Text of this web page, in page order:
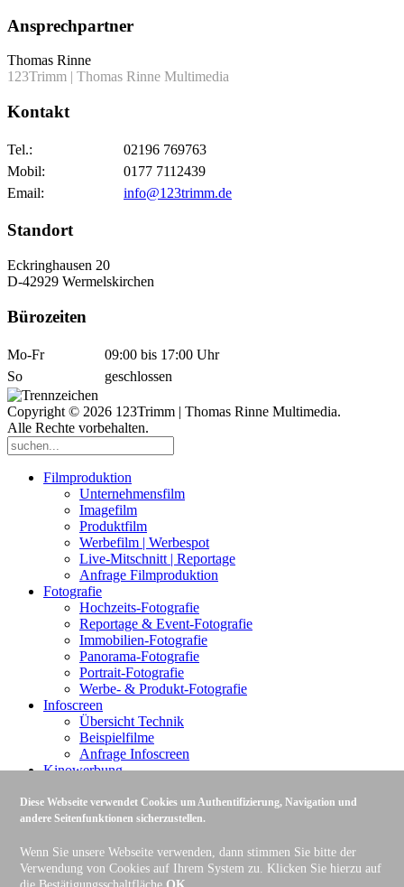
Ansprechpartner
Thomas Rinne
123Trimm | Thomas Rinne Multimedia
Kontakt
Tel.:
02196 769763
Mobil:
0177 7112439
Email:
info@123trimm.de
Standort
Eckringhausen 20
D-42929 Wermelskirchen
Bürozeiten
Mo-Fr
09:00 bis 17:00 Uhr
So
geschlossen
Copyright © 2026 123Trimm | Thomas Rinne Multimedia.
Alle Rechte vorbehalten.
Filmproduktion
Unternehmensfilm
Imagefilm
Produktfilm
Werbefilm | Werbespot
Live-Mitschnitt | Reportage
Anfrage Filmproduktion
Fotografie
Hochzeits-Fotografie
Reportage & Event-Fotografie
Immobilien-Fotografie
Panorama-Fotografie
Portrait-Fotografie
Werbe- & Produkt-Fotografie
Infoscreen
Übersicht Technik
Beispielfilme
Anfrage Infoscreen
Kinowerbung
Systemspot
Anfrage Kinowerbung
Streaming
Anfrage Liveproduktion
Diese Webseite verwendet Cookies um Authentifizierung, Navigation und
andere Seitenfunktionen sicherzustellen.
Wenn Sie unsere Webseite verwenden, dann stimmen Sie bitte der
Verwendung von Cookies auf Ihrem System zu. Klicken Sie hierzu auf